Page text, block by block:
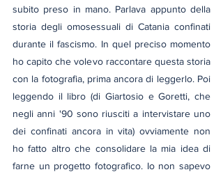
subito preso in mano. Parlava appunto della
storia degli omosessuali di Catania confinati
durante il fascismo. In quel preciso momento
ho capito che volevo raccontare questa storia
con la fotografia, prima ancora di leggerlo. Poi
leggendo il libro (di Giartosio e Goretti, che
negli anni '90 sono riusciti a intervistare uno
dei confinati ancora in vita) ovviamente non
ho fatto altro che consolidare la mia idea di
farne un progetto fotografico. Io non sapevo